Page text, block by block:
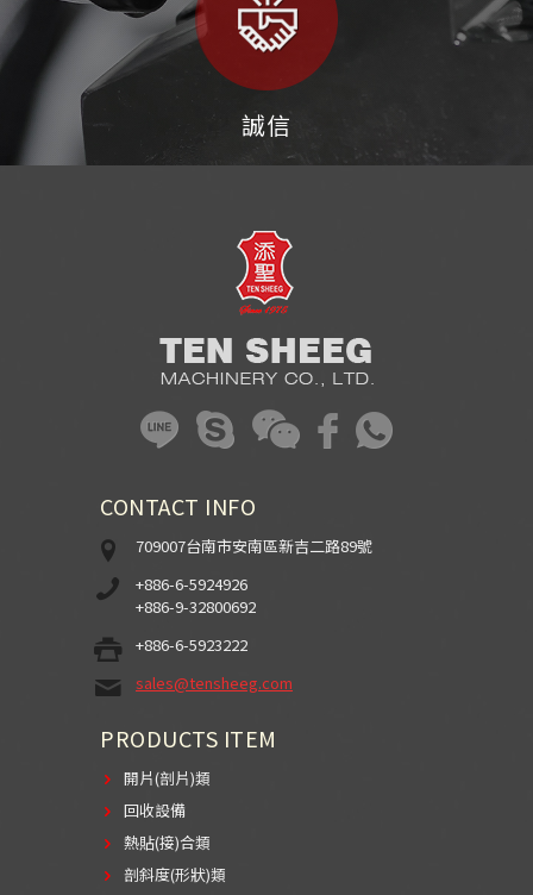
誠信
CONTACT INFO
709007台南市安南區新吉二路89號
+886-6-5924926
+886-9-32800692
+886-6-5923222
sales@tensheeg.com
PRODUCTS ITEM
開片(剖片)類
回收設備
熱貼(接)合類
剖斜度(形狀)類